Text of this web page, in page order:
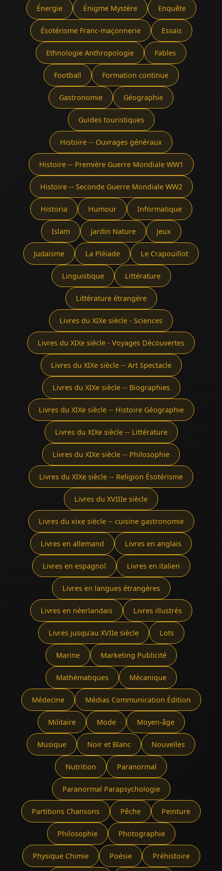
Énergie Énigme Mystère Enquête
Ésotérisme Franc-maçonnerie Essais
Ethnologie Anthropologie Fables
Football Formation continue
Gastronomie Géographie
Guides touristiques
Histoire -- Ouvrages généraux
Histoire -- Première Guerre Mondiale WW1
Histoire -- Seconde Guerre Mondiale WW2
Historia Humour Informatique
Islam Jardin Nature Jeux
Judaïsme La Pléïade Le Crapouillot
Linguistique Littérature
Littérature étrangère
Livres du XIXe siècle - Sciences
Livres du XIXe siècle - Voyages Découvertes
Livres du XIXe siècle -- Art Spectacle
Livres du XIXe siècle -- Biographies
Livres du XIXe siècle -- Histoire Géographie
Livres du XIXe siècle -- Littérature
Livres du XIXe siècle -- Philosophie
Livres du XIXe siècle -- Religion Ésotérisme
Livres du XVIIIe siècle
Livres du xixe siècle -- cuisine gastronomie
Livres en allemand Livres en anglais
Livres en espagnol Livres en italien
Livres en langues étrangères
Livres en néerlandais Livres illustrés
Livres jusqu'au XVIIe siècle Lots
Marine Marketing Publicité
Mathématiques Mécanique
Médecine Médias Communication Édition
Militaire Mode Moyen-âge
Musique Noir et Blanc Nouvelles
Nutrition Paranormal
Paranormal Parapsychologie
Partitions Chansons Pêche Peinture
Philosophie Photographie
Physique Chimie Poésie Préhistoire